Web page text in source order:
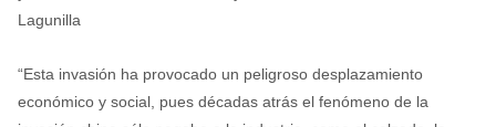
Lagunilla
“Esta invasión ha provocado un peligroso desplazamiento
económico y social, pues décadas atrás el fenómeno de la